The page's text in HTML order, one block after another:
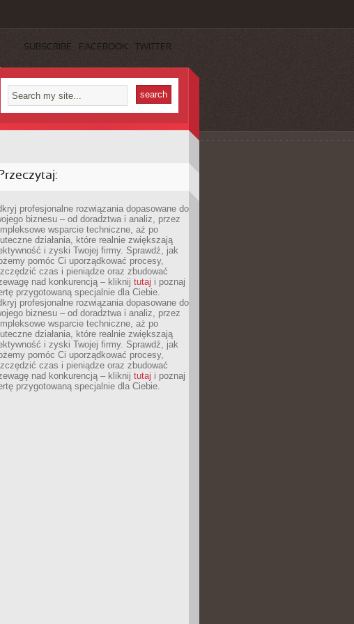
SUBSCRIBE FACEBOOK TWITTER
Przeczytaj:
profesjonalne rozwiązania dopasowane do
biznesu – od doradztwa i analiz, przez
wsparcie techniczne, aż po
działania, które realnie zwiększają
i zyski Twojej firmy. Sprawdź, jak
pomóc Ci uporządkować procesy,
czas i pieniądze oraz zbudować
nad konkurencją – kliknij tutaj i poznaj
przygotowaną specjalnie dla Ciebie.
profesjonalne rozwiązania dopasowane do
biznesu – od doradztwa i analiz, przez
wsparcie techniczne, aż po
działania, które realnie zwiększają
i zyski Twojej firmy. Sprawdź, jak
pomóc Ci uporządkować procesy,
czas i pieniądze oraz zbudować
nad konkurencją – kliknij tutaj i poznaj
przygotowaną specjalnie dla Ciebie.